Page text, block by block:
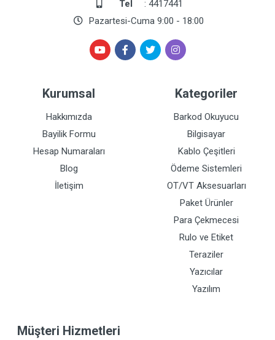
Tel
: 4417441
Pazartesi-Cuma 9:00 - 18:00
Kurumsal
Hakkımızda
Bayilik Formu
Hesap Numaraları
Blog
İletişim
Kategoriler
Barkod Okuyucu
Bilgisayar
Kablo Çeşitleri
Ödeme Sistemleri
OT/VT Aksesuarları
Paket Ürünler
Para Çekmecesi
Rulo ve Etiket
Teraziler
Yazıcılar
Yazılım
Müşteri Hizmetleri